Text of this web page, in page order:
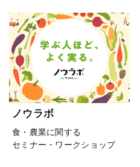
ノウラボ
食・農業に関する
セミナー・ワークショップ